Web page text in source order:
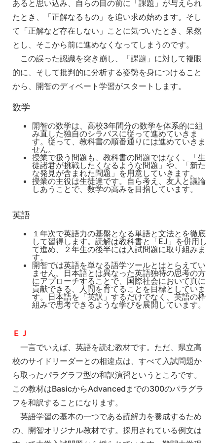
あると思い込み、自らの目の前に「課題」が与えられ
たとき、「正解なるもの」を追い求め始めます。そし
て「正解など存在しない」ことに気づいたとき、呆然
とし、そこから前に進めなくなってしまうのです。
この誤った認識を突き崩し、「課題」に対して複眼
的に、そして批判的に分析する姿勢を身につけること
から、開智のディベート学習がスタートします。
数学
開智の数学は、高校3年間分の数学を体系的に組
み直した独自のシラバスに従って進めていきま
す。従って、教科書の順番通りには進めていきま
せん。
授業で扱う問題も、教科書の問題ではなく、「生
徒諸君が挑戦したくなるような問題」や、「新た
な発見が含まれた問題」を用意していきます。
授業の主役は生徒達です。自ら考え、友人と議論
しあうことで、数学の高みを目指しています。
英語
１年次で英語力の基盤となる単語と文法とを徹底
して習得します。読解は教科書と「EJ」を併用し
て進め、２年生の後半には入試問題に取り組みま
す。
開智では英語を単なる語学ツールとはとらえてい
ません。日本語とは異なった英語独特の思考の方
にアプローチすることで、国際社会において真に
貢献できる、人間を育てることを目標としていま
す。日本語を「英訳」するだけでなく、英語の枠
組みで思考できるような学びを展開しています。
ＥＪ
一言でいえば、英語を読む教材です。ただ、県立高
校のサイドリーダーとの相違点は、すべて入試問題か
ら取ったパラグラフ型の和訳演習というところです。
この教材はBasicからAdvancedまでの300のパラグラ
フを和訳することになります。
英語学習の基本の一つである読解力を養成するため
の、開智オリジナル教材です。採用されている例文は